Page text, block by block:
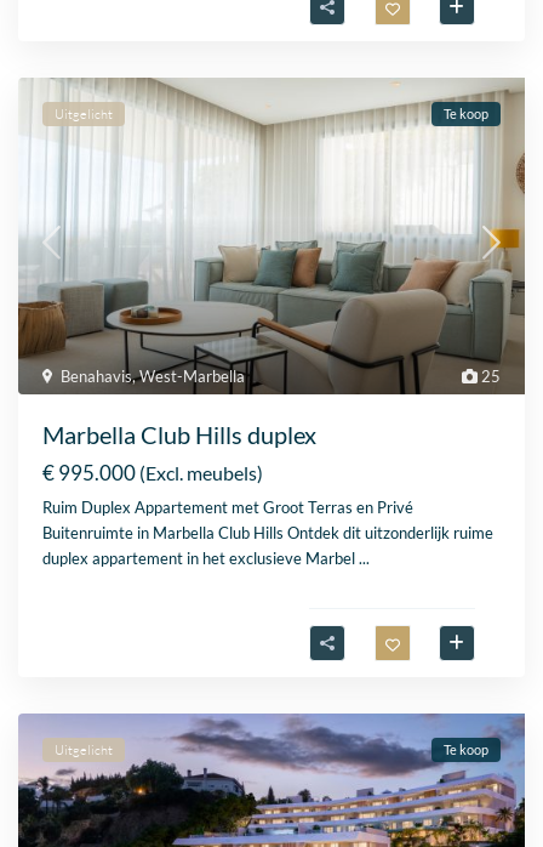
25
Benahavis,West-Marbella
Uitgelicht Te koop
Marbella Club Hills duplex
€ 995.000 (Excl. meubels)
Ruim Duplex Appartement met Groot Terras en Privé
Buitenruimte in Marbella Club Hills Ontdek dit uitzonderlijk ruime
duplex appartement in het exclusieve Marbel...
Uitgelicht Te koop